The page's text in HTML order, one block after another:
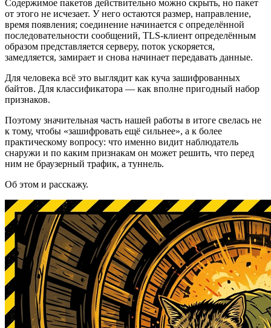
Содержимое пакетов действительно можно скрыть, но пакет
от этого не исчезает. У него остаются размер, направление,
время появления; соединение начинается с определённой
последовательности сообщений, TLS-клиент определённым
образом представляется серверу, поток ускоряется,
замедляется, замирает и снова начинает передавать данные.
Для человека всё это выглядит как куча зашифрованных
байтов. Для классификатора — как вполне пригодный набор
признаков.
Поэтому значительная часть нашей работы в итоге свелась не
к тому, чтобы «зашифровать ещё сильнее», а к более
практическому вопросу: что именно видит наблюдатель
снаружи и по каким признакам он может решить, что перед
ним не браузерный трафик, а туннель.
Об этом и расскажу.